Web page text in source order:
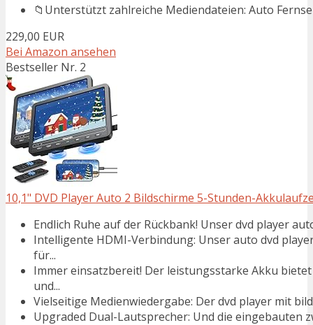
📁Unterstützt zahlreiche Mediendateien: Auto
229,00 EUR
Bei Amazon ansehen
Bestseller Nr. 2
10,1" DVD Player Auto 2 Bildschirme 5-Stunden-
Endlich Ruhe auf der Rückbank! Unser dvd player
Intelligente HDMI-Verbindung: Unser auto dvd
für...
Immer einsatzbereit! Der leistungsstarke Akku
und...
Vielseitige Medienwiedergabe: Der dvd player mit
Upgraded Dual-Lautsprecher: Und die